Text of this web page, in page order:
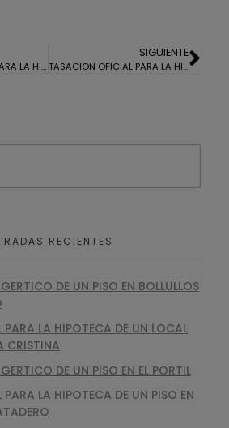
TASACION OFICIAL PARA LA HIPOTECA DE UNA CASA EN ARACENA
SIGUIENTE
TASACION OFICIAL PARA LA HIPOTECA DE UN PISO EN HUELVA
RECIENTES
DE UN PISO EN BOLLULLOS
LA HIPOTECA DE UN LOCAL
CRISTINA
DE UN PISO EN EL PORTIL
LA HIPOTECA DE UN PISO EN